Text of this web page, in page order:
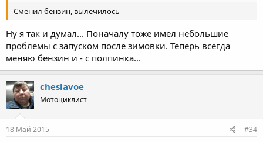
Сменил бензин, вылечилось
Ну я так и думал... Поначалу тоже имел небольшие
проблемы с запуском после зимовки. Теперь всегда
меняю бензин и - с полпинка...
cheslavoe
Мотоциклист
18 Май 2015 #34